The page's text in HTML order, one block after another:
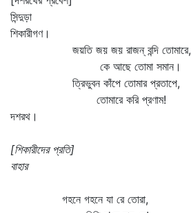
সিন্দুড়া
শিকারীগণ।
জয়তি জয় জয় রাজন্‌ বন্দি তোমারে,
কে আছে তোমা সমান।
ত্রিভুবন কাঁপে তোমার প্রতাপে,
তোমারে করি প্রণাম!
দশরথ।
[শিকারীদের প্রতি]
বাহার
গহনে গহনে যা রে তোরা,